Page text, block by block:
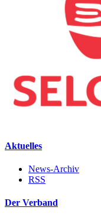
Aktuelles
News-Archiv
RSS
Der Verband